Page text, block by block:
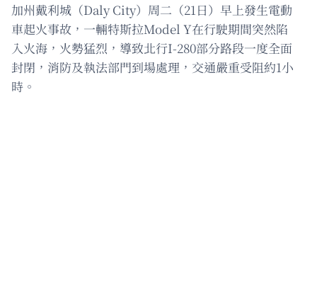
加州戴利城（Daly City）周二（21日）早上發生電動
車起火事故，一輛特斯拉Model Y在行駛期間突然陷
入火海，火勢猛烈，導致北行I-280部分路段一度全面
封閉，消防及執法部門到場處理，交通嚴重受阻約1小
時。